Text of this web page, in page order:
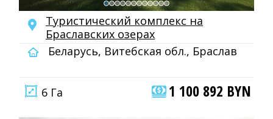
Туристический комплекс на
Браславских озерах
Беларусь, Витебская обл., Браслав
6 Га 1 100 892 BYN